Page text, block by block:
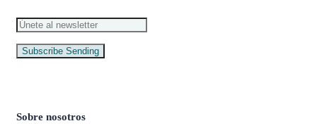
Subscribe Sending
Sobre nosotros